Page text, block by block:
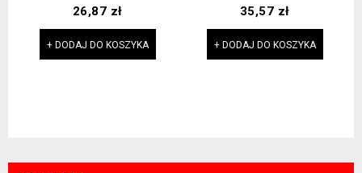
Cena
26,87 zł
+ DODAJ DO KOSZYKA
Cena
35,57 zł
+ DODAJ DO KOSZYKA